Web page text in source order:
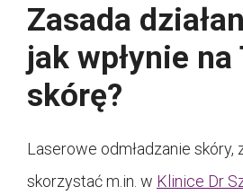
Zasada
jak wpłynie na
skórę?
Laserowe odmładzanie skóry,
skorzystać m.in. w Klinice Dr